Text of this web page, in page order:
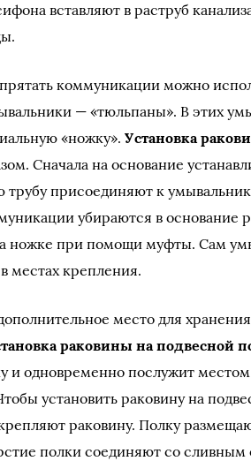
вставляют в раструб
коммуникации можно
— «тюльпаны». В этих
«ножку».Установка
Сначала на основание
присоединяют к
убираются в основание
ножке при помощи муфты. Сам
местах крепления.
место для
раковины на подвесной
и одновременно послужит
установить раковину на
раковину. Полку
полки соединяют со